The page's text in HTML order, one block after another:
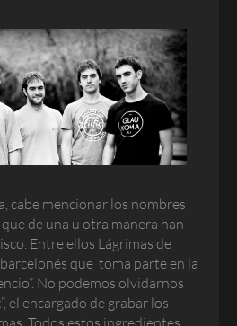
cabe mencionar los nombres
de una u otra manera han
Entre ellos Lágrimas de
que toma parte en la
No podemos olvidarnos
el encargado de grabar los
Todos estos ingredientes